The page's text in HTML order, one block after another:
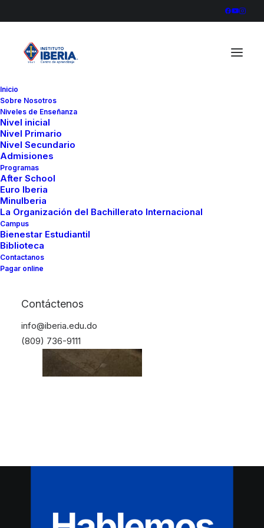
Inicio
Sobre Nosotros
Niveles de Enseñanza
Nivel inicial
Nivel Primario
Nivel Secundario
Admisiones
Programas
After School
Euro Iberia
MinuIberia
La Organización del Bachillerato Internacional
Campus
Bienestar Estudiantil
Biblioteca
Contactanos
Pagar online
Contáctenos
info@iberia.edu.do
(809) 736-9111
Home